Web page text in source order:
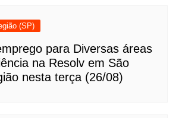
(SP)
para Diversas áreas
na Resolv em São
nesta terça (26/08)